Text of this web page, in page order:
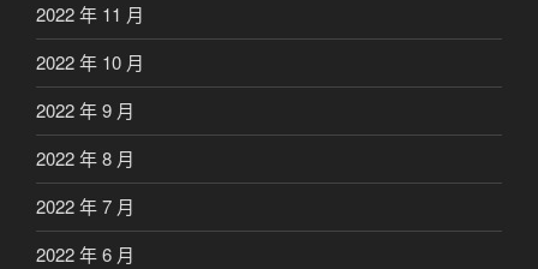
2022 年 11 月
2022 年 10 月
2022 年 9 月
2022 年 8 月
2022 年 7 月
2022 年 6 月